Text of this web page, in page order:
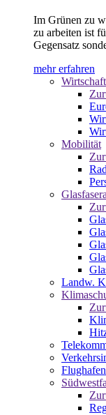
Im Grünen zu
zu arbeiten ist
Gegensatz
mehr erfahren
Wirtschaft
Mobilität
Landw.